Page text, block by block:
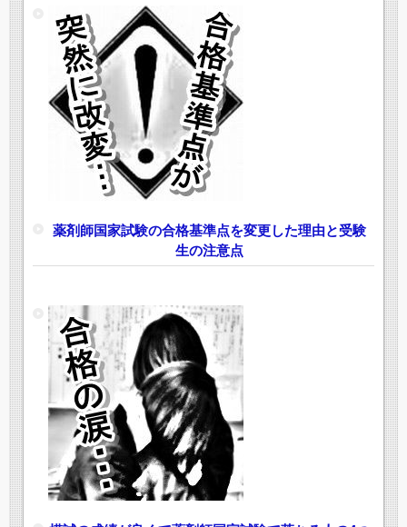
薬剤師国家試験の合格基準点を変更した理由と受験
生の注意点